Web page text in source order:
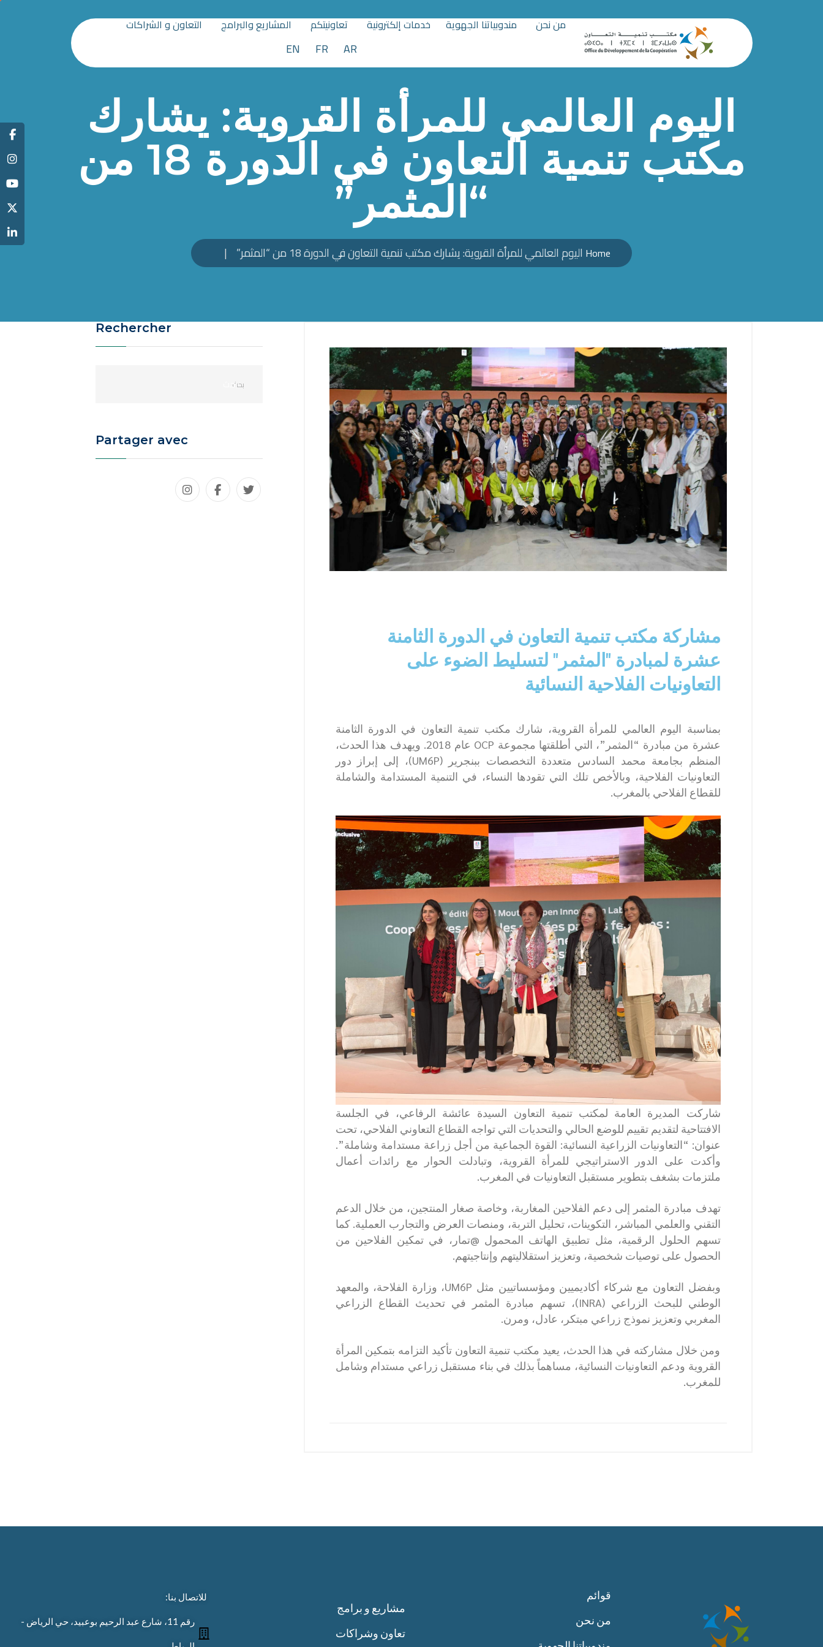
من نحن مندوبياتنا الجهوية خدمات إلكترونية تعاونيتكم المشاريع والبرامج التعاون و الشراكات
AR
FR
EN
اليوم العالمي للمرأة القروية: يشارك
مكتب تنمية التعاون في الدورة 18 من
“المثمر”
Home اليوم العالمي للمرأة القروية: يشارك مكتب تنمية التعاون في الدورة 18 من “المثمر”
مشاركة مكتب تنمية التعاون في الدورة الثامنة
عشرة لمبادرة "المثمر" لتسليط الضوء على
التعاونيات الفلاحية النسائية
بمناسبة اليوم العالمي للمرأة القروية، شارك مكتب تنمية التعاون في الدورة الثامنة
عشرة من مبادرة “المثمر”، التي أطلقتها مجموعة OCP عام 2018. ويهدف هذا الحدث،
المنظم بجامعة محمد السادس متعددة التخصصات ببنجرير (UM6P)، إلى إبراز دور
التعاونيات الفلاحية، وبالأخص تلك التي تقودها النساء، في التنمية المستدامة والشاملة
للقطاع الفلاحي بالمغرب.
شاركت المديرة العامة لمكتب تنمية التعاون السيدة عائشة الرفاعي، في الجلسة
الافتتاحية لتقديم تقييم للوضع الحالي والتحديات التي تواجه القطاع التعاوني الفلاحي، تحت
عنوان: “التعاونيات الزراعية النسائية: القوة الجماعية من أجل زراعة مستدامة وشاملة”.
وأكدت على الدور الاستراتيجي للمرأة القروية، وتبادلت الحوار مع رائدات أعمال
ملتزمات بشغف بتطوير مستقبل التعاونيات في المغرب.
تهدف مبادرة المثمر إلى دعم الفلاحين المغاربة، وخاصة صغار المنتجين، من خلال الدعم
التقني والعلمي المباشر، التكوينات، تحليل التربة، ومنصات العرض والتجارب العملية. كما
تسهم الحلول الرقمية، مثل تطبيق الهاتف المحمول @تمار، في تمكين الفلاحين من
الحصول على توصيات شخصية، وتعزيز استقلاليتهم وإنتاجيتهم.
وبفضل التعاون مع شركاء أكاديميين ومؤسساتيين مثل UM6P، وزارة الفلاحة، والمعهد
الوطني للبحث الزراعي (INRA)، تسهم مبادرة المثمر في تحديث القطاع الزراعي
المغربي وتعزيز نموذج زراعي مبتكر، عادل، ومرن.
ومن خلال مشاركته في هذا الحدث، يعيد مكتب تنمية التعاون تأكيد التزامه بتمكين المرأة
القروية ودعم التعاونيات النسائية، مساهماً بذلك في بناء مستقبل زراعي مستدام وشامل
للمغرب.
Rechercher
Partager avec
قوائم
من نحن
مشاريع و برامج
تعاون وشراكات
للاتصال بنا:
رقم 11، شارع عبد الرحيم بوعبيد، حي الرياض -